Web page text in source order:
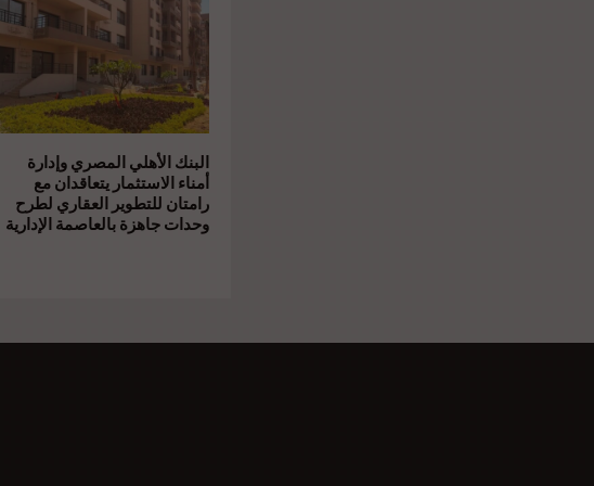
البنك الأهلي المصري وإدارة
أمناء الاستثمار يتعاقدان مع
رامتان للتطوير العقاري لطرح
وحدات جاهزة بالعاصمة الإدارية